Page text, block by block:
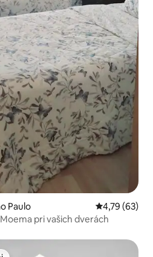
Paulo Priemerné
4,79 (63)
Moema pri vašich dverách